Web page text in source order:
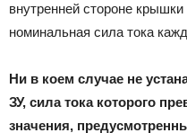
внутренней стороне
номинальная сила тока
Ни в коем случае не
ЗУ, сила тока которого
значения,